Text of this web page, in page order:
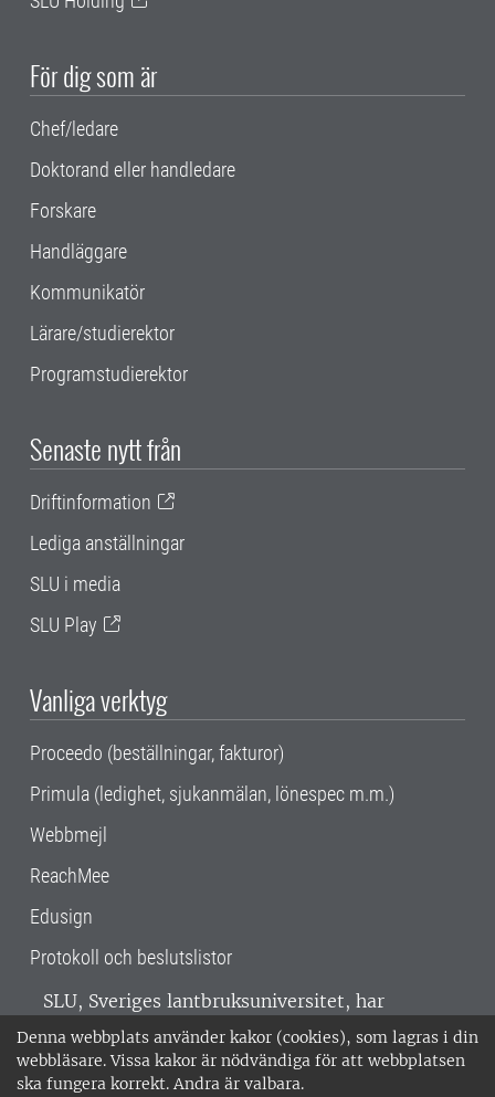
Denna webbplats använder kakor (cookies), som lagras i din
webbläsare. Vissa kakor är nödvändiga för att webbplatsen
ska fungera korrekt. Andra är valbara.
För dig som är
Chef/ledare
Doktorand eller handledare
Forskare
Handläggare
Kommunikatör
Lärare/studierektor
Programstudierektor
Senaste nytt från
Driftinformation
Lediga anställningar
SLU i media
SLU Play
Vanliga verktyg
Proceedo (beställningar, fakturor)
Primula (ledighet, sjukanmälan, lönespec m.m.)
Webbmejl
ReachMee
Edusign
Protokoll och beslutslistor
SLU, Sveriges lantbruksuniversitet, har
verksamhet över hela Sverige. Huvudorter är
Alnarp, Uppsala och Umeå.SLU är
miljöcertifierat enligt ISO 14001. •